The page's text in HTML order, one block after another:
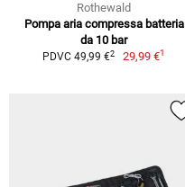
Rothewald
Pompa aria compressa batteria
da 10 bar
PDVC 49,99 €2 29,99 €1